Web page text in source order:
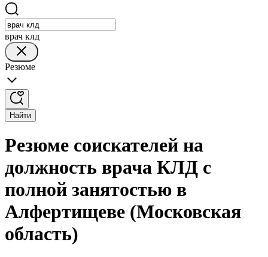
врач клд
Резюме
Найти
Резюме соискателей на
должность врача КЛД с
полной занятостью в
Алфертищеве (Московская
область)